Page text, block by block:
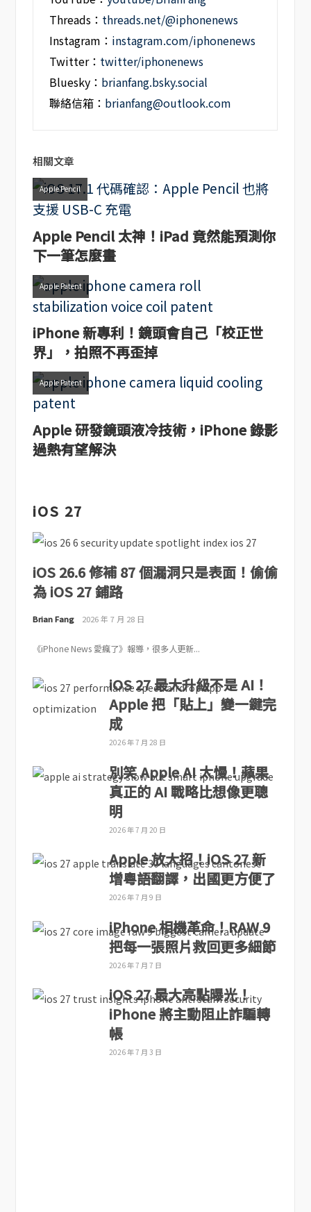
Threads： threads.net/@iphonenews
Instagram： instagram.com/iphonenews
Twitter： twitter/iphonenews
Bluesky： brianfang.bsky.social
聯絡信箱： brianfang@outlook.com
相關文章
Apple Pencil
Apple Pencil 太神！iPad 竟然能預測你
下一筆怎麼畫
Apple Patent
iPhone 新專利！鏡頭會自己「校正世
界」，拍照不再歪掉
Apple Patent
Apple 研發鏡頭液冷技術，iPhone 錄影
過熱有望解決
iOS 27
iOS 26.6 修補 87 個漏洞只是表面！偷偷
為 iOS 27 鋪路
Brian Fang 2026 年 7 月 28 日
《iPhone News 愛瘋了》報導，很多人更新...
iOS 27 最大升級不是 AI！
Apple 把「貼上」變一鍵完
成
2026 年 7 月 28 日
別笑 Apple AI 太慢！蘋果
真正的 AI 戰略比想像更聰
明
2026 年 7 月 20 日
Apple 放大招！iOS 27 新
增粵語翻譯，出國更方便了
2026 年 7 月 9 日
iPhone 相機革命！RAW 9
把每一張照片救回更多細節
2026 年 7 月 7 日
iOS 27 最大亮點曝光！
iPhone 將主動阻止詐騙轉
帳
2026 年 7 月 3 日